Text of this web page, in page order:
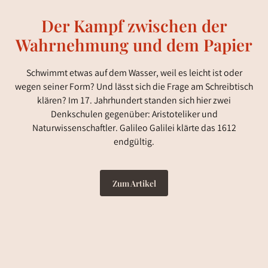
Der Kampf zwischen der
Wahrnehmung und dem Papier
Schwimmt etwas auf dem Wasser, weil es leicht ist oder
wegen seiner Form? Und lässt sich die Frage am Schreibtisch
klären? Im 17. Jahrhundert standen sich hier zwei
Denkschulen gegenüber: Aristoteliker und
Naturwissenschaftler. Galileo Galilei klärte das 1612
endgültig.
Zum Artikel